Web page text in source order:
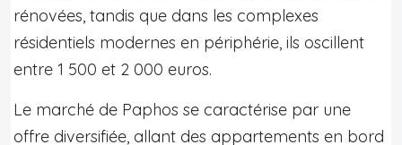
rénovées, tandis que dans les complexes
résidentiels modernes en périphérie, ils oscillent
entre 1 500 et 2 000 euros.
Le marché de Paphos se caractérise par une
offre diversifiée, allant des appartements en bord